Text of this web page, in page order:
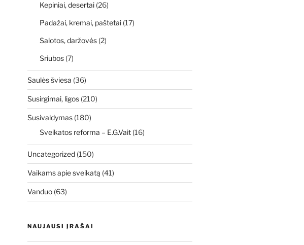
Kepiniai, desertai(26)
Padažai, kremai, paštetai(17)
Salotos, daržovės(2)
Sriubos(7)
Saulės šviesa (36)
Susirgimai, ligos(210)
Susivaldymas(180)
Sveikatos reforma – E.G.Vait(16)
Uncategorized(150)
Vaikams apie sveikatą (41)
Vanduo(63)
NAUJAUSI ĮRAŠAI